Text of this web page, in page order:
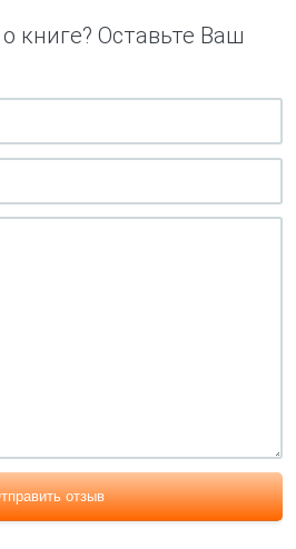
книге? Оставьте Ваш
отзыв